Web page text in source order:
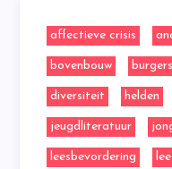
affectieve crisis
bovenbouw
diversiteit helden
jeugdliteratuur
leesbevordering